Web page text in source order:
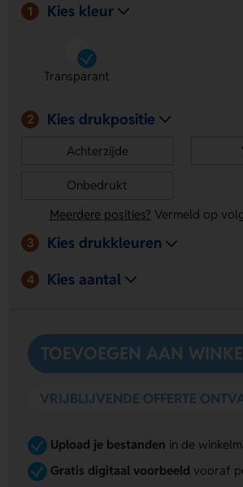
Geschikt voor personalisatie
Voorzijde of Achterzijde.
Handzaam formaat
gebruik en fijn om vast te houden.
door de herkenbare vorm en
1 Kies kleur
Transparant
2 Kies drukpositie
Achterzijde
Onbedrukt
Meerdere posities? Vermeld op
3
Kies drukkleuren
4 Kies aantal
TOEVOEGEN AAN
VRIJBLIJVENDE OFFERTE
Upload je bestanden in de
Gratis digitaal voorbeeldvooraf